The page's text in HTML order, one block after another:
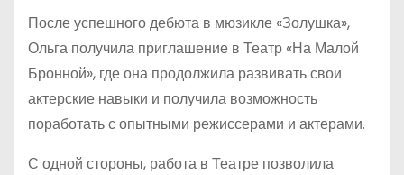
После успешного дебюта в мюзикле «Золушка»,
Ольга получила приглашение в Театр «На Малой
Бронной», где она продолжила развивать свои
актерские навыки и получила возможность
поработать с опытными режиссерами и актерами.
С одной стороны, работа в Театре позволила